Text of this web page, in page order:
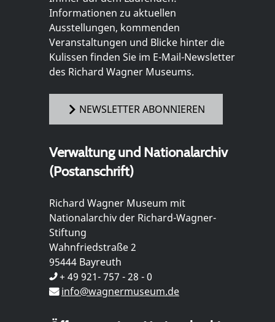
Informationen zu aktuellen
Ausstellungen, kommenden
Veranstaltungen und Blicke hinter die
Kulissen finden Sie im E-Mail-Newsletter
des Richard Wagner Museums.
NEWSLETTER ABONNIEREN
Verwaltung und Nationalarchiv
(Postanschrift)
Richard Wagner Museum mit
Nationalarchiv der Richard-Wagner-
Stiftung
Wahnfriedstraße 2
95444 Bayreuth
+ 49 921- 757 - 28 - 0
info@wagnermuseum.de